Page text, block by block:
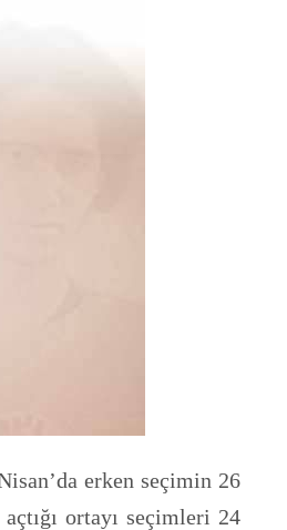
erken seçimin 26
ortayı seçimleri 24